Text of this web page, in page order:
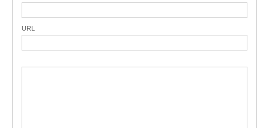
URL